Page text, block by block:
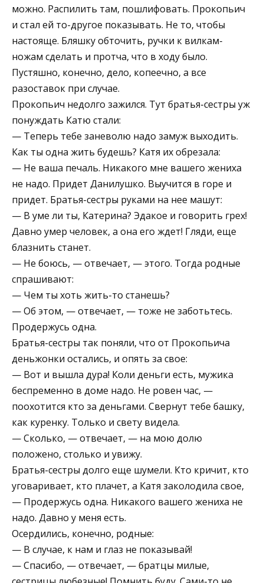
можно. Распилить там, пошлифовать. Прокопьич
и стал ей то-другое показывать. Не то, чтобы
настояще. Бляшку обточить, ручки к вилкам-
ножам сделать и протча, что в ходу было.
Пустяшно, конечно, дело, копеечно, а все
разоставок при случае.
Прокопьич недолго зажился. Тут братья-сестры уж
понуждать Катю стали:
— Теперь тебе заневолю надо замуж выходить.
Как ты одна жить будешь? Катя их обрезала:
— Не ваша печаль. Никакого мне вашего жениха
не надо. Придет Данилушко. Выучится в горе и
придет. Братья-сестры руками на нее машут:
— В уме ли ты, Катерина? Эдакое и говорить грех!
Давно умер человек, а она его ждет! Гляди, еще
блазнить станет.
— Не боюсь, — отвечает, — этого. Тогда родные
спрашивают:
— Чем ты хоть жить-то станешь?
— Об этом, — отвечает, — тоже не заботьтесь.
Продержусь одна.
Братья-сестры так поняли, что от Прокопьича
деньжонки остались, и опять за свое:
— Вот и вышла дура! Коли деньги есть, мужика
беспременно в доме надо. Не ровен час, —
поохотится кто за деньгами. Свернут тебе башку,
как куренку. Только и свету видела.
— Сколько, — отвечает, — на мою долю
положено, столько и увижу.
Братья-сестры долго еще шумели. Кто кричит, кто
уговаривает, кто плачет, а Катя заколодила свое,
— Продержусь одна. Никакого вашего жениха не
надо. Давно у меня есть.
Осердились, конечно, родные:
— В случае, к нам и глаз не показывай!
— Спасибо, — отвечает, — братцы милые,